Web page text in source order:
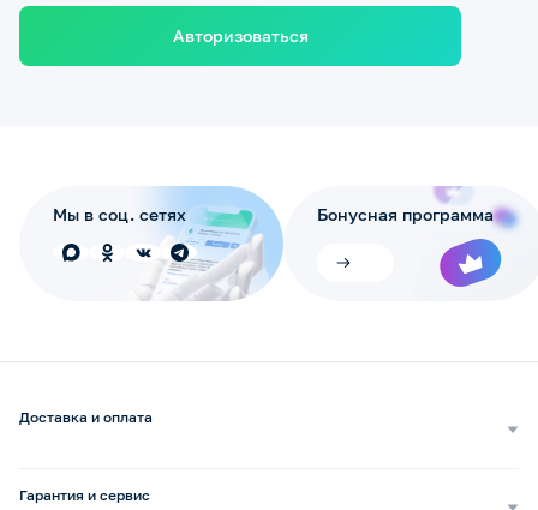
Авторизоваться
Мы в соц. сетях Бонусная программа
Доставка и оплата
Гарантия и сервис